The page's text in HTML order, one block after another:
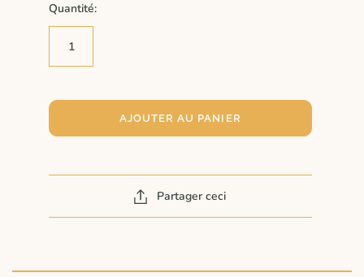
Quantité:
AJOUTER AU PANIER
Partager ceci